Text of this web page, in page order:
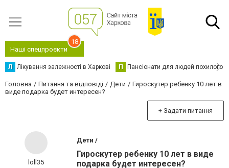
Наші спецпроєкти
18
Л Лікування залежності в Харкові П Пансіонати для людей похилого
Головна Питання та відповіді Дети
Гироскутер ребенку 10 лет в
виде подарка будет интересен?
+ Задати питання
loll35
Дети /
Гироскутер ребенку 10 лет в виде
подарка будет интересен?